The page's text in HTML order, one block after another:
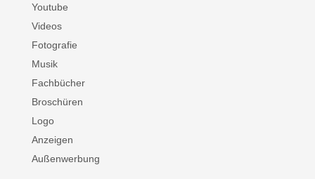
Youtube
Videos
Fotografie
Musik
Fachbücher
Broschüren
Logo
Anzeigen
Außenwerbung